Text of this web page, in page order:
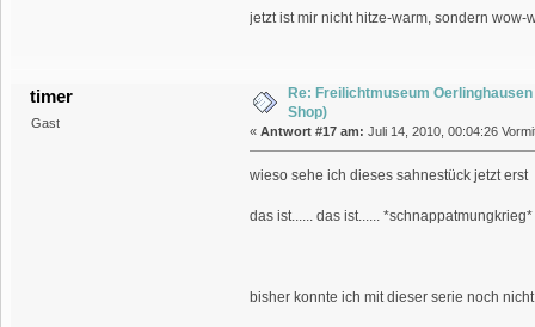
jetzt ist mir nicht hitze-warm, sondern
timer
Gast
Re: Freilichtmuseum
Shop)
« Antwort #17 am: Juli 14, 2010, 00:04:26
wieso sehe ich dieses sahnestück jetzt erst
das ist...... das ist......
bisher konnte ich mit dieser serie noch